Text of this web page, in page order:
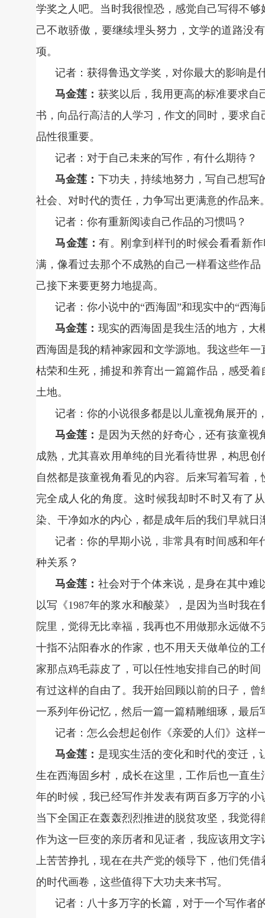
学奖之人吧。当时我很惶恐，感觉自己写得不
己不敢骄傲，要继续埋头努力，文学的道路没
项。
记者：获得鲁迅文学奖，对你最大的影响是
马金莲： 获奖以后，我用更高的标准要求
书，向品行高洁的人学习，作文的同时，要求
品性很重要。
记者：对于自己未来的写作，有什么期待？
马金莲： 下功夫，持续地努力，写自己想
社会、对时代的责任，力争写出更满意的作品来
记者：你有重新阅读自己作品的习惯吗？
马金莲：有。刚拿到样刊的时候会看看新
满，像看过去那个不成熟的自己一样看这些作
己接下来要更努力地提高。
记者：你小说中的“西海固”和现实中的“西
马金莲： 现实的西海固是我生活的地方，
西海固是我的精神家园和文学源地。我这些年
枯荣和生死，捕捉和养育出一篇篇作品，感受
土地。
记者：你的小说很多都是以儿童视角展开的
马金莲： 是因为天然的好奇心，还有孩童
成熟，尤其喜欢用单纯的目光看待世界，构思
自然都是孩童视角看见的内容。后来写着写着
完全成人化的角度。这时候我却时不时又有了
染、干净如水的内心，都是成年后的我们早就
记者：你的早期小说，非常具有时间感和
种关系？
马金莲： 社会对于个体来说，是身在其中
以写《1987年的浆水和酸菜》，是因为当时我
院里，觉得无比幸福，我再也不用做那永远做
十指不沾阳春水的作家，也不用天天做单位的
家那点鸡毛蒜皮了，可以任性地安排自己的时
有过这样的自由了。我开始回顾以前的日子，
一系列年份记忆，然后一篇一篇精雕细琢，最
记者：怎么会想起创作《亲爱的人们》这样
马金莲： 是现实生活的变化和时代的变迁
生在西海固乡村，成长在这里，工作后也一直
年的时候，我已经写作并发表有两百多万字的
当下全国正在轰轰烈烈推进的脱贫攻坚，我觉
作为这一巨变的亲历者和见证者，我应该用文
上苦苦挣扎，现在在共产党的领导下，他们凭
的时代画卷，这些值得下大功夫来书写。
记者：八十多万字的长篇，对于一个写作者